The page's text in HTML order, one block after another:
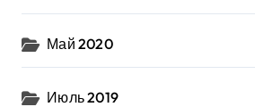
Май 2020
Июль 2019